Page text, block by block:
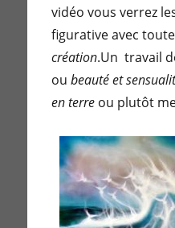
vidéo vous verrez
figurative avec
création.Un travail
ou beauté et
en terre ou plutôt